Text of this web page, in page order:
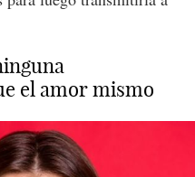
el amor mismo